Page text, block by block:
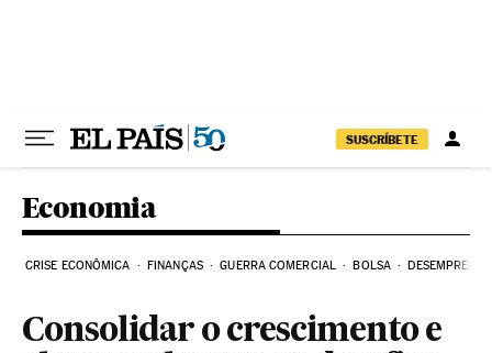
SUSCRÍBETE
Economia
CRISE ECONÔMICA FINANÇAS GUERRA COMERCIAL BOLSA DESEMPREGO
Consolidar o crescimento e